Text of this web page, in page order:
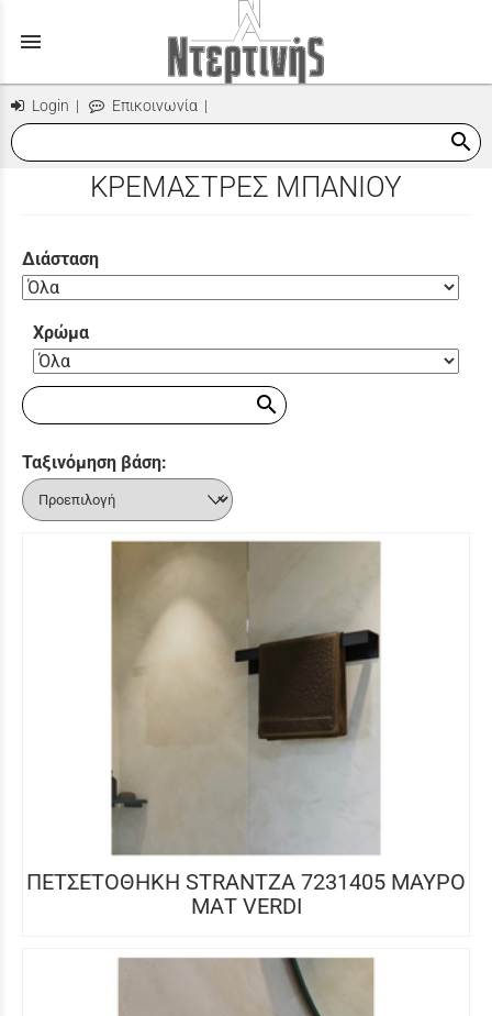
menu
Login | Επικοινωνία |
search
ΚΡΕΜΑΣΤΡΕΣ ΜΠΑΝΙΟΥ
Διάσταση
Χρώμα
search
Ταξινόμηση βάση:
ΠΕΤΣΕΤΟΘΗΚΗ STRANTZA 7231405 ΜΑΥΡΟ
ΜΑΤ VERDI